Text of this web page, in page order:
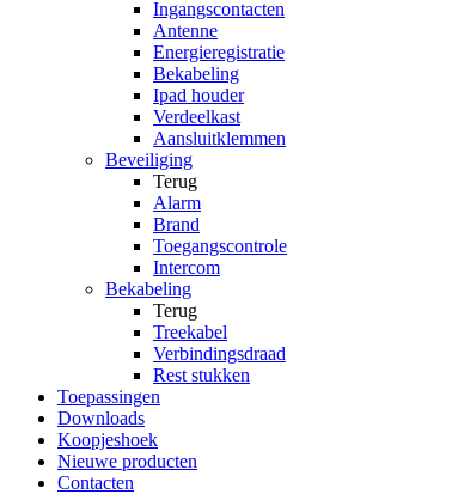
Ingangscontacten
Antenne
Energieregistratie
Bekabeling
Ipad houder
Verdeelkast
Aansluitklemmen
Beveiliging
Terug
Alarm
Brand
Toegangscontrole
Intercom
Bekabeling
Terug
Treekabel
Verbindingsdraad
Rest stukken
Toepassingen
Downloads
Koopjeshoek
Nieuwe producten
Contacten